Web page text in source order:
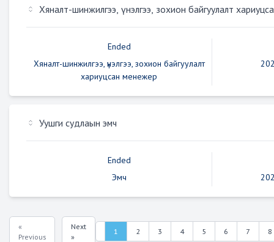
Хяналт-шинжилгээ, үнэлгээ, зохион байгуулалт
Ended
Хяналт-шинжилгээ, үнэлгээ, зохион байгуулалт
хариуцсан менежер
Уушги судлаын эмч
Ended
Эмч
«
Previous
Next
»
1 2 3 4 5 6 7 8